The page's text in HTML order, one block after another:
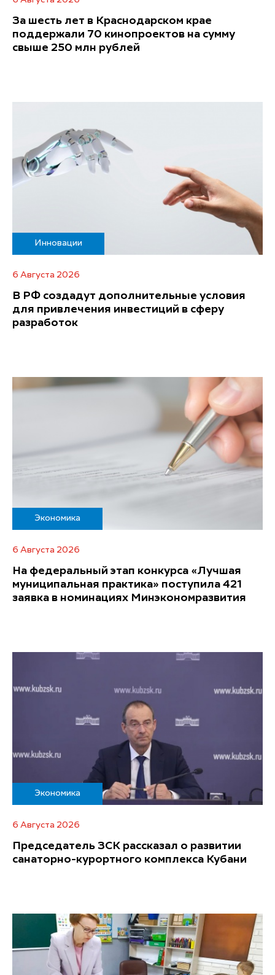
За шесть лет в Краснодарском крае
поддержали 70 кинопроектов на сумму
свыше 250 млн рублей
Инновации
6 Августа 2026
В РФ создадут дополнительные условия
для привлечения инвестиций в сферу
разработок
Экономика
6 Августа 2026
На федеральный этап конкурса «Лучшая
муниципальная практика» поступила 421
заявка в номинациях Минэкономразвития
Экономика
6 Августа 2026
Председатель ЗСК рассказал о развитии
санаторно-курортного комплекса Кубани